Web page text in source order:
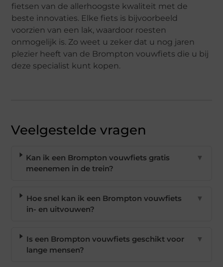
fietsen van de allerhoogste kwaliteit met de
beste innovaties. Elke fiets is bijvoorbeeld
voorzien van een lak, waardoor roesten
onmogelijk is. Zo weet u zeker dat u nog jaren
plezier heeft van de Brompton vouwfiets die u bij
deze specialist kunt kopen.
Veelgestelde vragen
Kan ik een Brompton vouwfiets gratis
meenemen in de trein?
▼
Hoe snel kan ik een Brompton vouwfiets
in- en uitvouwen?
▼
Is een Brompton vouwfiets geschikt voor
lange mensen?
▼